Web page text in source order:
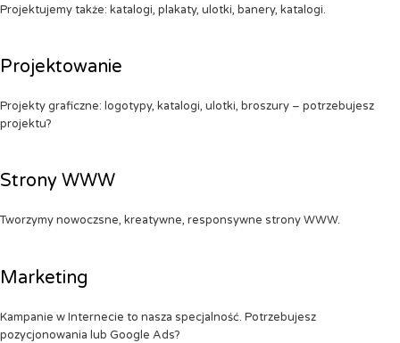
Projektujemy także: katalogi, plakaty, ulotki, banery, katalogi.
Projektowanie
Projekty graficzne: logotypy, katalogi, ulotki, broszury – potrzebujesz
projektu?
Strony WWW
Tworzymy nowoczsne, kreatywne, responsywne strony WWW.
Marketing
Kampanie w Internecie to nasza specjalność. Potrzebujesz
pozycjonowania lub Google Ads?